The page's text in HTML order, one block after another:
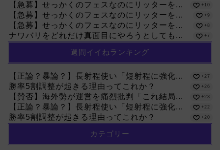
【急募】せっかくのフェスなのにリッターを... +10
【急募】せっかくのフェスなのにリッターを... +9
【急募】せっかくのフェスなのにリッターを... +8
ナワバリをどれだけ真面目にやろうとしても... +7
週間イイねランキング
【正論？暴論？】長射程使い「短射程に強化... +27
勝率5割調整が起きる理由ってこれか？ +26
【賛否】海外勢が運営を痛烈批判「これ結局... +23
【正論？暴論？】長射程使い「短射程に強化... +22
勝率5割調整が起きる理由ってこれか？ +20
カテゴリー